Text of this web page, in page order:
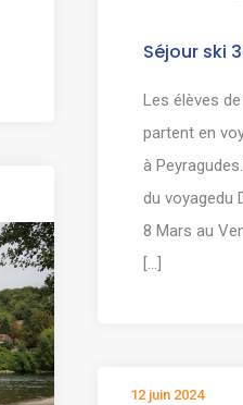
Séjour ski
Les élèves
partent en
à
du voyagedu
8 Mars au
[...]
12 juin 2024